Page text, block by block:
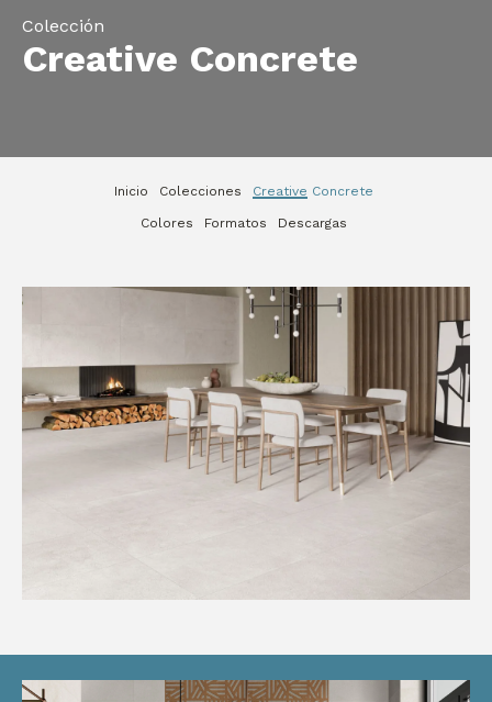
Colección
Creative Concrete
Inicio Colecciones Creative Concrete
Colores Formatos Descargas